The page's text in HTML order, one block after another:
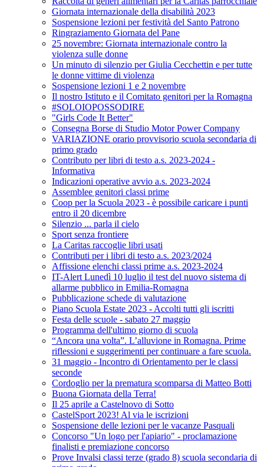
Giornata internazionale della disabilità 2023
Sospensione lezioni per festività del Santo Patrono
Ringraziamento Giornata del Pane
25 novembre: Giornata internazionale contro la
violenza sulle donne
Un minuto di silenzio per Giulia Cecchettin e per tutte
le donne vittime di violenza
Sospensione lezioni 1 e 2 novembre
Il nostro Istituto e il Comitato genitori per la Romagna
#SOLOIOPOSSODIRE
"Girls Code It Better"
Consegna Borse di Studio Motor Power Company
VARIAZIONE orario provvisorio scuola secondaria di
primo grado
Contributo per libri di testo a.s. 2023-2024 -
Informativa
Indicazioni operative avvio a.s. 2023-2024
Assemblee genitori classi prime
Coop per la Scuola 2023 - è possibile caricare i punti
entro il 20 dicembre
Silenzio ... parla il cielo
Sport senza frontiere
La Caritas raccoglie libri usati
Contributi per i libri di testo a.s. 2023/2024
Affissione elenchi classi prime a.s. 2023-2024
IT-Alert Lunedì 10 luglio il test del nuovo sistema di
allarme pubblico in Emilia-Romagna
Pubblicazione schede di valutazione
Piano Scuola Estate 2023 - Accolti tutti gli iscritti
Festa delle scuole - sabato 27 maggio
Programma dell'ultimo giorno di scuola
“Ancora una volta”. L’alluvione in Romagna. Prime
riflessioni e suggerimenti per continuare a fare scuola.
31 maggio - Incontro di Orientamento per le classi
seconde
Cordoglio per la prematura scomparsa di Matteo Botti
Buona Giornata della Terra!
Il 25 aprile a Castelnovo di Sotto
CastelSport 2023! Al via le iscrizioni
Sospensione delle lezioni per le vacanze Pasquali
Concorso "Un logo per l'apiario" - proclamazione
finalisti e premiazione concorso
Prove Invalsi classi terze (grado 8) scuola secondaria di